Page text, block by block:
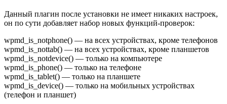
Данный плагин после установки не имеет никаких настроек,
он по сути добавляет набор новых функций-проверок:
wpmd_is_notphone() — на всех устройствах, кроме телефонов
wpmd_is_nottab() — на всех устройствах, кроме планшетов
wpmd_is_notdevice() — только на компьютере
wpmd_is_phone() — только на телефоне
wpmd_is_tablet() — только на планшете
wpmd_is_device() — только на мобильных устройствах
(телефон и планшет)